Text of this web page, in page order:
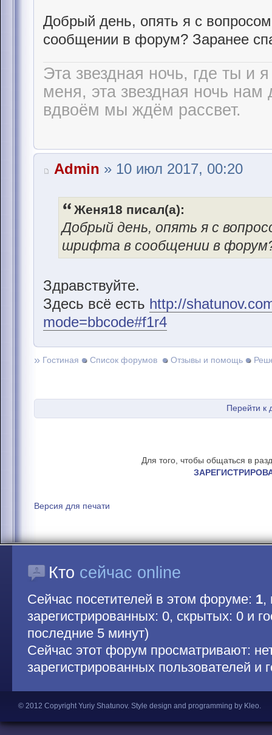
Добрый день, опять я с
сообщении в форум? Заранее
Эта звездная ночь, где ты и
меня, эта звездная ночь нам
вдвоём мы ждём рассвет.
Admin » 10 июл 2017, 00:20
Женя18 писал(а):
Добрый день, опять я с
шрифта в сообщении в
Здравствуйте.
Здесь всё есть http://
mode=bbcode#f1r4
» Гостиная Список форумов Отзывы и помощь
Перейти к
Для того, чтобы общаться в
Версия для печати
Кто сейчас online
Сейчас посетителей в этом форуме: 1,
зарегистрированных: 0, скрытых: 0 и
последние 5 минут)
Сейчас этот форум просматривают:
зарегистрированных пользователей и
© 2012 Copyright Yuriy Shatunov. Style design and programming by Kleo.